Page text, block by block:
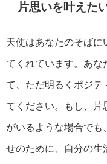
片思いを叶えた
天使はあなたのそばに
てくれています。あな
て、ただ明るくポジテ
てください。もし、片
がいるような場合でも
せのために、自分の生